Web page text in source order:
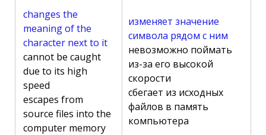
changes the
meaning of the
character next to it
cannot be caught
due to its high
speed
escapes from
source files into the
computer memory
изменяет значение
символа рядом с ним
невозможно поймать
из-за его высокой
скорости
сбегает из исходных
файлов в память
компьютера